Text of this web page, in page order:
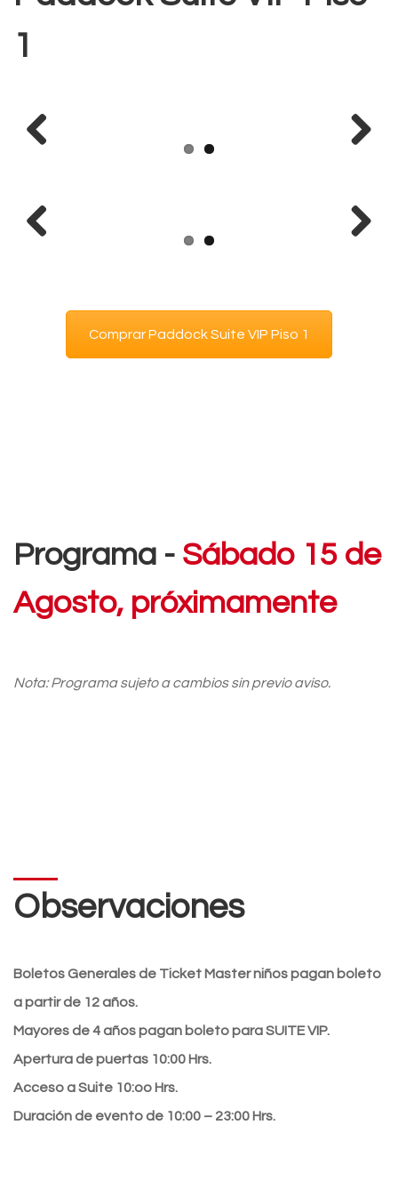
1
Comprar Paddock Suite VIP Piso 1
Programa - Sábado 15 de
Agosto, próximamente
Nota: Programa sujeto a cambios sin previo aviso.
Observaciones
Boletos Generales de Ticket Master niños pagan boleto
a partir de 12 años.
Mayores de 4 años pagan boleto para SUITE VIP.
Apertura de puertas 10:00 Hrs.
Acceso a Suite 10:oo Hrs.
Duración de evento de 10:00 – 23:00 Hrs.